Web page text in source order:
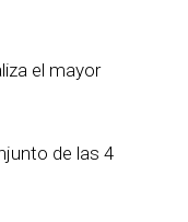
el mayor
de las 4